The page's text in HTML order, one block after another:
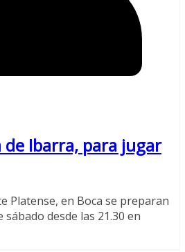
de Ibarra, para jugar
Platense, en Boca se preparan
desde las 21.30 en